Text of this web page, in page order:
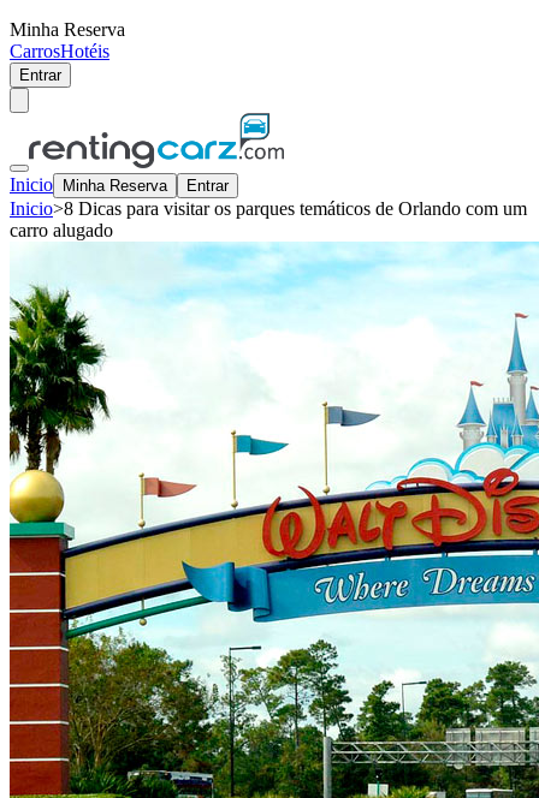
Minha Reserva
CarrosHotéis
Entrar
Inicio Minha Reserva Entrar
Inicio>8 Dicas para visitar os parques temáticos de Orlando com um
carro alugado